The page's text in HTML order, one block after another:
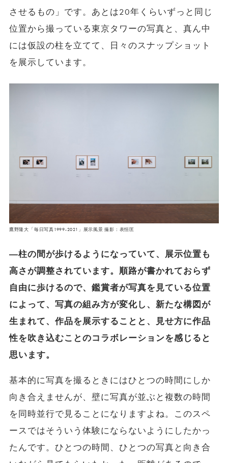
させるもの」です。あとは20年くらいずっと同じ
位置から撮っている東京タワーの写真と、真ん中
には仮設の柱を立てて、日々のスナップショット
を展示しています。
鷹野隆大「毎日写真1999-2021」展示風景 撮影：表恒匡
―柱の間が歩けるようになっていて、展示位置も
高さが調整されています。順路が書かれておらず
自由に歩けるので、鑑賞者が写真を見ている位置
によって、写真の組み方が変化し、新たな構図が
生まれて、作品を展示することと、見せ方に作品
性を吹き込むことのコラボレーションを感じると
思います。
基本的に写真を撮るときにはひとつの時間にしか
向き合えませんが、壁に写真が並ぶと複数の時間
を同時並行で見ることになりますよね。このスペ
ースではそういう体験にならないようにしたかっ
たんです。ひとつの時間、ひとつの写真と向き合